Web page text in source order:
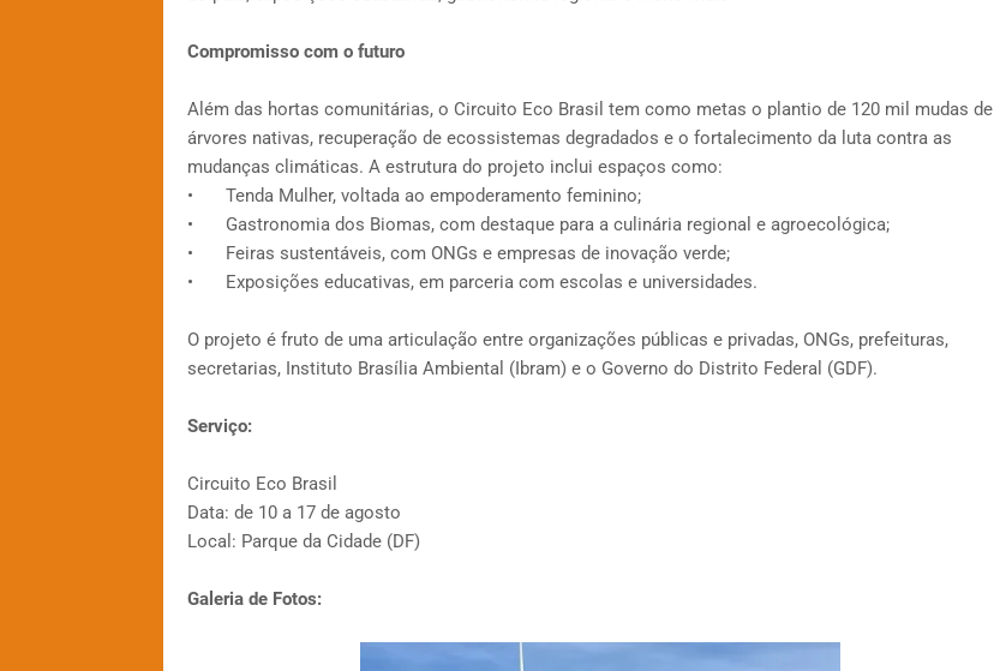
Compromisso com o futuro
Além das hortas comunitárias, o Circuito Eco Brasil tem como metas o plantio de 120 mil mudas de
árvores nativas, recuperação de ecossistemas degradados e o fortalecimento da luta contra as
mudanças climáticas. A estrutura do projeto inclui espaços como:
•
Tenda Mulher, voltada ao empoderamento feminino;
•
Gastronomia dos Biomas, com destaque para a culinária regional e agroecológica;
•
Feiras sustentáveis, com ONGs e empresas de inovação verde;
•
Exposições educativas, em parceria com escolas e universidades.
O projeto é fruto de uma articulação entre organizações públicas e privadas, ONGs, prefeituras,
secretarias, Instituto Brasília Ambiental (Ibram) e o Governo do Distrito Federal (GDF).
Serviço:
Circuito Eco Brasil
Data: de 10 a 17 de agosto
Local: Parque da Cidade (DF)
Galeria de Fotos: